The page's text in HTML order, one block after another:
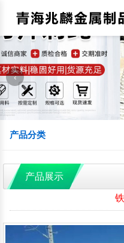
‹
产品分类
机场围界 监狱
球场围网 蛇腹
防眩网 铁艺
交通护栏
产品展示